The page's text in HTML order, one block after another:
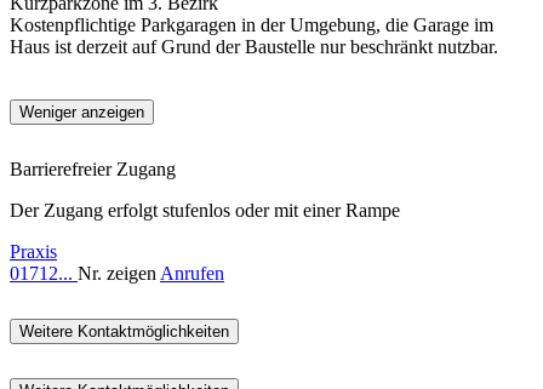
Kostenpflichtige Parkgaragen in der Umgebung, die Garage im
Haus ist derzeit auf Grund der Baustelle nur beschränkt nutzbar.
Weniger anzeigen
Barrierefreier Zugang
Der Zugang erfolgt stufenlos oder mit einer Rampe
Praxis
01712... Nr. zeigen Anrufen
Weitere Kontaktmöglichkeiten